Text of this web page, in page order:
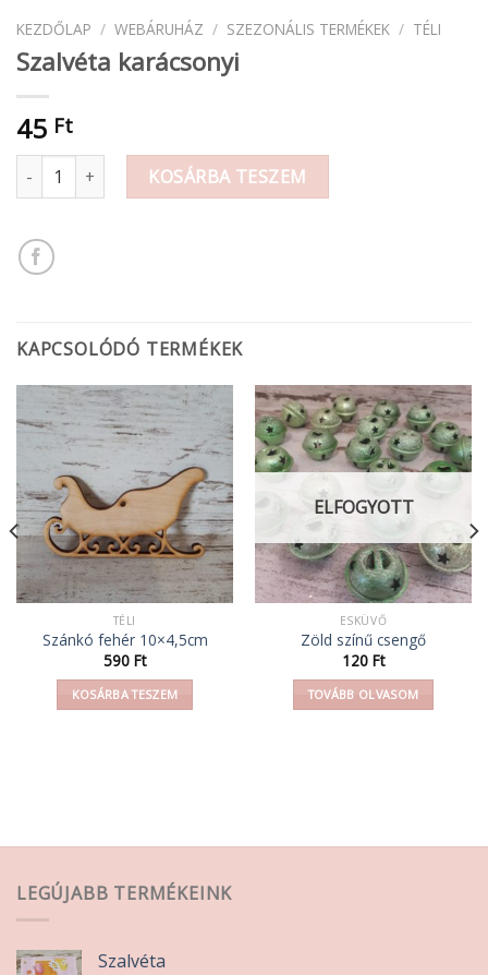
KEZDŐLAP / WEBÁRUHÁZ / SZEZONÁLIS TERMÉKEK / TÉLI
Szalvéta karácsonyi
45 Ft
Szalvéta karácsonyi mennyiségKOSÁRBA TESZEM
KAPCSOLÓDÓ TERMÉKEK
TÉLI
Szánkó fehér 10×4,5cm
590 Ft
KOSÁRBA TESZEM
ELFOGYOTT
ESKÜVŐ
Zöld színű csengő
120 Ft
TOVÁBB OLVASOM
LEGÚJABB TERMÉKEINK
Szalvéta